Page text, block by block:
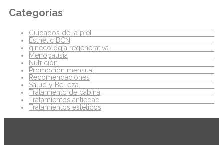
Categorías
Cuidados de la piel
Esthetic BCN
ginecología regenerativa
Menopausia
Nutrición
Promoción mensual
Recomendaciones
Salud y Belleza
Tratamiento de cabina
Tratamientos antiedad
Tratamientos estéticos